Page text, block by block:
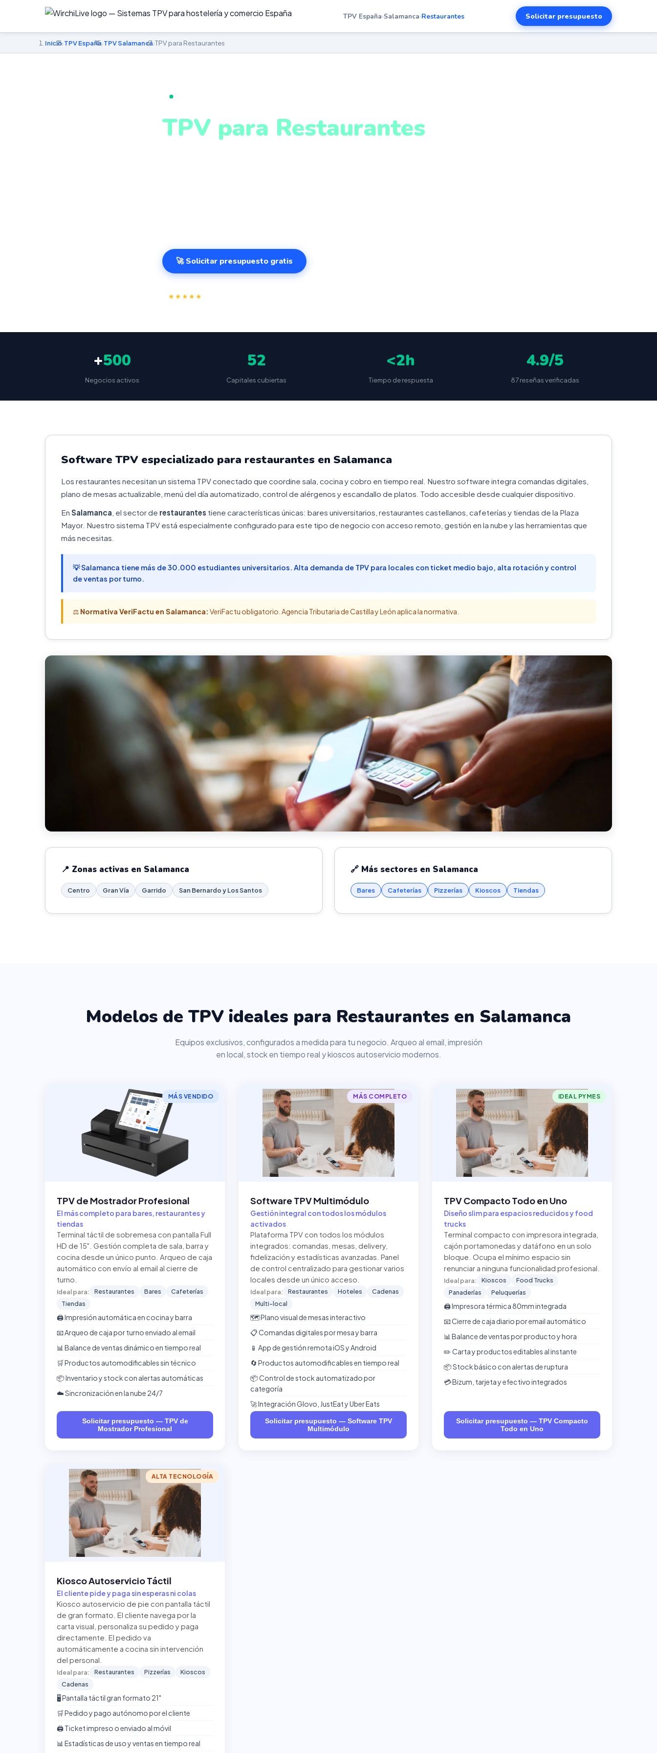
TPV España›Salamanca›Restaurantes Solicitar presupuesto
Inicio›TPV España›TPV Salamanca›TPV para Restaurantes
TPV PARA RESTAURANTES EN SALAMANCA
TPV para Restaurantes
🚀 Solicitar presupuesto gratis
★★★★★
+500
Negocios activos
52
Capitales cubiertas
<2h
Tiempo de respuesta
4.9/5
87 reseñas verificadas
Software TPV especializado para restaurantes en Salamanca
Los restaurantes necesitan un sistema TPV conectado que coordine sala, cocina y cobro en tiempo real. Nuestro software integra comandas digitales,
plano de mesas actualizable, menú del día automatizado, control de alérgenos y escandallo de platos. Todo accesible desde cualquier dispositivo.
En Salamanca , el sector de restaurantes tiene características únicas: bares universitarios, restaurantes castellanos, cafeterías y tiendas de la Plaza
Mayor. Nuestro sistema TPV está especialmente configurado para este tipo de negocio con acceso remoto, gestión en la nube y las herramientas que
más necesitas.
💡 Salamanca tiene más de 30.000 estudiantes universitarios. Alta demanda de TPV para locales con ticket medio bajo, alta rotación y control
de ventas por turno.
⚖️ Normativa VeriFactu en Salamanca: VeriFactu obligatorio. Agencia Tributaria de Castilla y León aplica la normativa.
📍 Zonas activas en Salamanca
Centro Gran Vía Garrido San Bernardo y Los Santos
🔗 Más sectores en Salamanca
Bares Cafeterías Pizzerías Kioscos Tiendas
Modelos de TPV ideales para Restaurantes en Salamanca
Equipos exclusivos, configurados a medida para tu negocio. Arqueo al email, impresión
en local, stock en tiempo real y kioscos autoservicio modernos.
MÁS VENDIDO
TPV de Mostrador Profesional
El más completo para bares, restaurantes y
tiendas
Terminal táctil de sobremesa con pantalla Full
HD de 15". Gestión completa de sala, barra y
cocina desde un único punto. Arqueo de caja
automático con envío al email al cierre de
turno.
Ideal para: Restaurantes Bares
Cafeterías
Tiendas
🖨️ Impresión automática en cocina y barra
📧 Arqueo de caja por turno enviado al email
📊 Balance de ventas dinámico en tiempo real
🛒 Productos automodificables sin técnico
📦 Inventario y stock con alertas automáticas
☁️ Sincronización en la nube 24/7
Solicitar presupuesto — TPV de
Mostrador Profesional
MÁS COMPLETO
Software TPV Multimódulo
Gestión integral con todos los módulos
activados
Plataforma TPV con todos los módulos
integrados: comandas, mesas, delivery,
fidelización y estadísticas avanzadas. Panel
de control centralizado para gestionar varios
locales desde un único acceso.
Ideal para: Restaurantes Hoteles
Cadenas
Multi-local
🗺️ Plano visual de mesas interactivo
📋 Comandas digitales por mesa y barra
📱 App de gestión remota iOS y Android
🔄 Productos automodificables en tiempo real
📦 Control de stock automatizado por
categoría
🚀 Integración Glovo, JustEat y Uber Eats
Solicitar presupuesto — Software TPV
Multimódulo
IDEAL PYMES
TPV Compacto Todo en Uno
Diseño slim para espacios reducidos y food
trucks
Terminal compacto con impresora integrada,
cajón portamonedas y datáfono en un solo
bloque. Ocupa el mínimo espacio sin
renunciar a ninguna funcionalidad profesional.
Ideal para: Kioscos
Food Trucks
Panaderías
Peluquerías
🖨️ Impresora térmica 80mm integrada
📧 Cierre de caja diario por email automático
📊 Balance de ventas por producto y hora
✏️ Carta y productos editables al instante
📦 Stock básico con alertas de ruptura
💳 Bizum, tarjeta y efectivo integrados
Solicitar presupuesto — TPV Compacto
Todo en Uno
ALTA TECNOLOGÍA
Kiosco Autoservicio Táctil
El cliente pide y paga sin esperas ni colas
Kiosco autoservicio de pie con pantalla táctil
de gran formato. El cliente navega por la
carta visual, personaliza su pedido y paga
directamente. El pedido va
automáticamente a cocina sin intervención
del personal.
Ideal para: Restaurantes Pizzerías
Kioscos
Cadenas
🖥️ Pantalla táctil gran formato 21"
🛒 Pedido y pago autónomo por el cliente
🖨️ Ticket impreso o enviado al móvil
📊 Estadísticas de uso y ventas en tiempo real